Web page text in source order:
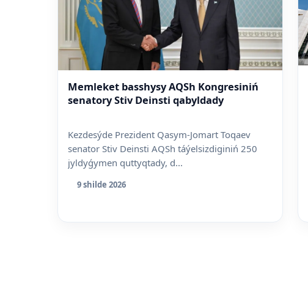
Memleket basshysy AQSh Kongresiniń
senatory Stiv Deinsti qabyldady
Kezdesýde Prezident Qasym-Jomart Toqaev
senator Stiv Deinsti AQSh táýelsizdiginiń 250
jyldyǵymen quttyqtady, d...
9 shilde 2026